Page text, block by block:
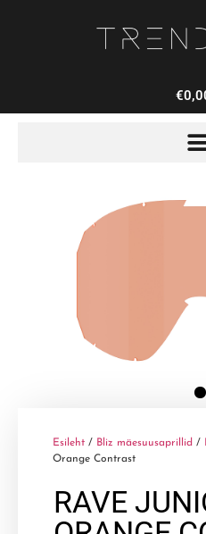
€
Esileht / Bliz mäesuusaprillid /
Orange Contrast
RAVE